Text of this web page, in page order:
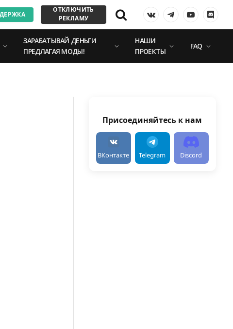
ОТКЛЮЧИТЬ
РЕКЛАМУ
VKontakteTelegramYouTube
ЗАРАБАТЫВАЙ ДЕНЬГИ
ПРЕДЛАГАЯ МОДЫ!
НАШИ
ПРОЕКТЫ
FAQ
Присоединяйтесь к нам
ВКонтакте Telegram Discord